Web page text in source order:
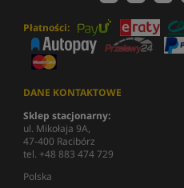
Płatności:
DANE KONTAKTOWE
Sklep stacjonarny:
ul. Mikołaja 9A,
47-400 Racibórz
tel. +48 883 474 729
Polska